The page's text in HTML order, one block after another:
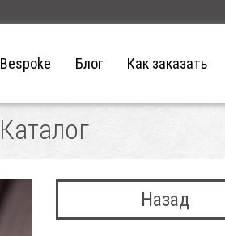
Bespoke Блог Как заказать
Каталог
Назад